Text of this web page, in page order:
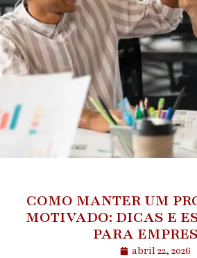
COMO MANTER UM
MOTIVADO: DICAS E
PARA
abril 22, 2026